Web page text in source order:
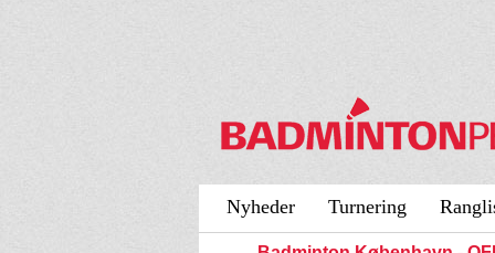
Nyheder Turnering